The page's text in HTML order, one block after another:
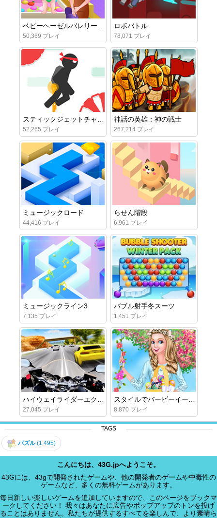
50,369 プレイ
ロボバトル
78,071 プレイ
52,265 プレイ
神話の英雄：神の戦士
267,214 プレイ
ミュージックロード
44,416 プレイ
らせん階段
6,961 プレイ
ミュージックライン3
7,135 プレイ
バブル射手冬スーツ
1,451 プレイ
27,045 プレイ 8,870 プレイ
TAGS
パズル(1,495)
こんにちは、43G.jpへようこそ。
43Gには、43gで開発されたゲームや、他の開発者のゲームや中毒性の
ゲームなど、多くの無料ゲームがあります。
毎日新しい楽しいゲームを追加していますので、このページをブックマ
ークしてください！ 我々はあなたに広告やポップアップのトンを投げ
ることはありません。私たちが提供するすべてを楽しんで、より素晴ら